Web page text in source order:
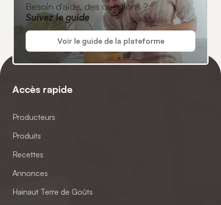
Besoin d'aide, des questions ?
Suivez le guide
Voir le guide de la plateforme
Accès rapide
Producteurs
Produits
Recettes
Annonces
Hainaut Terre de Goûts